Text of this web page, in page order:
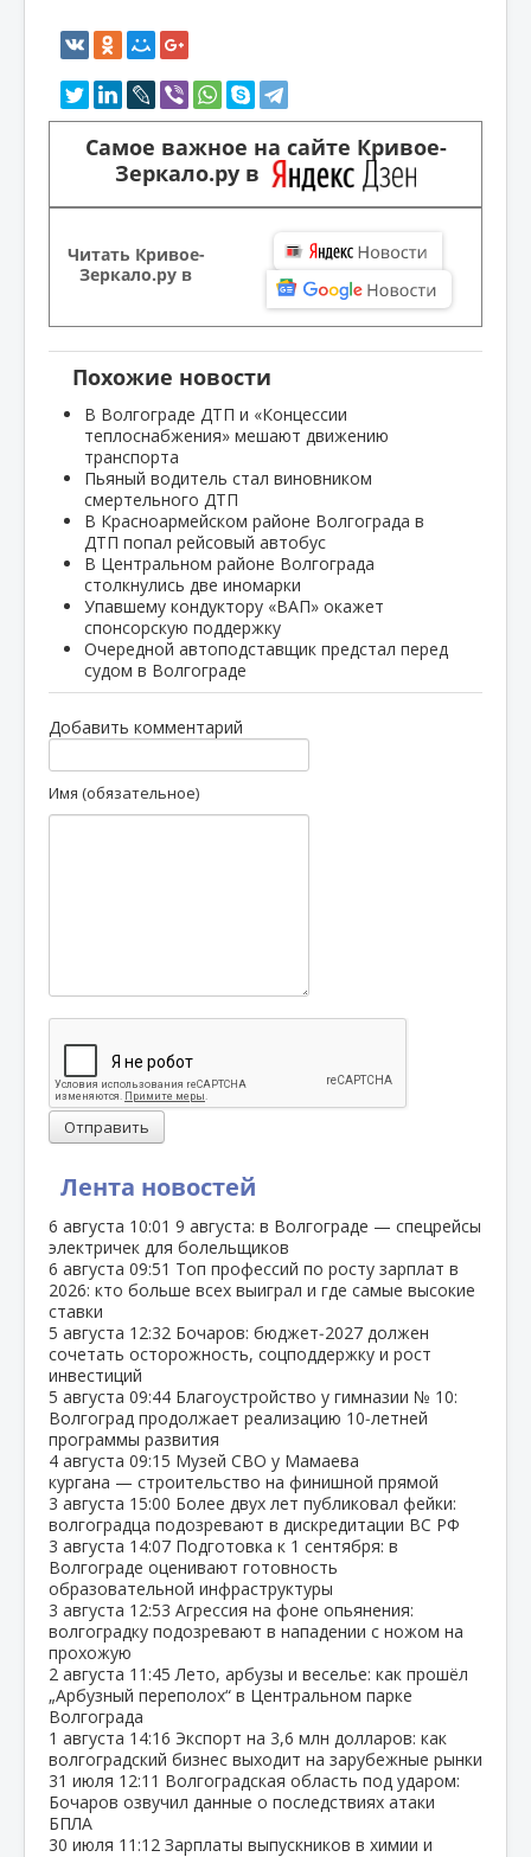
Лента новостей
6 августа 10:01 9 августа: в Волгограде — спецрейсы
электричек для болельщиков
6 августа 09:51 Топ профессий по росту зарплат в
2026: кто больше всех выиграл и где самые высокие
ставки
5 августа 12:32 Бочаров: бюджет‑2027 должен
сочетать осторожность, соцподдержку и рост
инвестиций
5 августа 09:44 Благоустройство у гимназии № 10:
Волгоград продолжает реализацию 10‑летней
программы развития
4 августа 09:15 Музей СВО у Мамаева
кургана — строительство на финишной прямой
3 августа 15:00 Более двух лет публиковал фейки:
волгоградца подозревают в дискредитации ВС РФ
3 августа 14:07 Подготовка к 1 сентября: в
Волгограде оценивают готовность
образовательной инфраструктуры
3 августа 12:53 Агрессия на фоне опьянения:
волгоградку подозревают в нападении с ножом на
прохожую
2 августа 11:45 Лето, арбузы и веселье: как прошёл
„Арбузный переполох“ в Центральном парке
Волгограда
1 августа 14:16 Экспорт на 3,6 млн долларов: как
волгоградский бизнес выходит на зарубежные рынки
31 июля 12:11 Волгоградская область под ударом:
Бочаров озвучил данные о последствиях атаки
БПЛА
30 июля 11:12 Зарплаты выпускников в химии и
Самое важное на сайте Кривое-
Зеркало.ру в
Читать Кривое-
Зеркало.ру в
Похожие новости
В Волгограде ДТП и «Концессии
теплоснабжения» мешают движению
транспорта
Пьяный водитель стал виновником
смертельного ДТП
В Красноармейском районе Волгограда в
ДТП попал рейсовый автобус
В Центральном районе Волгограда
столкнулись две иномарки
Упавшему кондуктору «ВАП» окажет
спонсорскую поддержку
Очередной автоподставщик предстал перед
судом в Волгограде
Добавить комментарий
Имя (обязательное)
Отправить